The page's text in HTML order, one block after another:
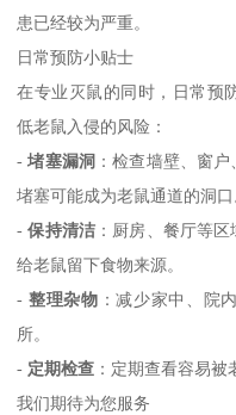
患已经较为严重。
日常预防小贴士
在专业灭鼠的同时，日常预
低老鼠入侵的风险：
-堵塞漏洞 ：检查墙壁、窗
堵塞可能成为老鼠通道的洞口
-保持清洁 ：厨房、餐厅等
给老鼠留下食物来源。
- 整理杂物 ：减少家中、院
所。
- 定期检查 ：定期查看容易被
我们期待为您服务